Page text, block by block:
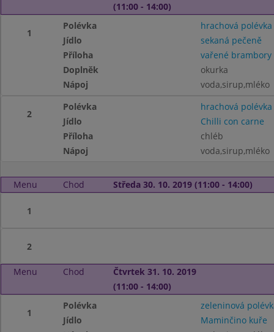
(11:00 - 14:00)
1
Polévka
hrachová polévka
Jídlo
sekaná pečeně
Příloha
vařené brambory
Doplněk
okurka
Nápoj
voda,sirup,mléko
2
Polévka
hrachová polévka
Jídlo
Chilli con carne
Příloha
chléb
Nápoj
voda,sirup,mléko
Menu Chod Středa 30. 10. 2019 (11:00 - 14:00)
1
2
Menu Chod
Čtvrtek 31. 10. 2019
(11:00 - 14:00)
1
Polévka
zeleninová
Jídlo
Maminčino kuře